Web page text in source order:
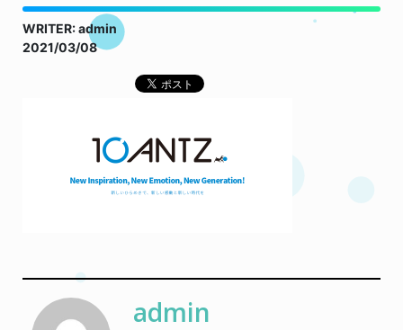
WRITER: admin
2021/03/08
admin